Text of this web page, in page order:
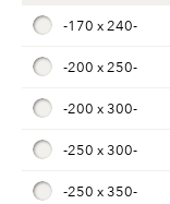
-170 x 240-
-200 x 250-
-200 x 300-
-250 x 300-
-250 x 350-